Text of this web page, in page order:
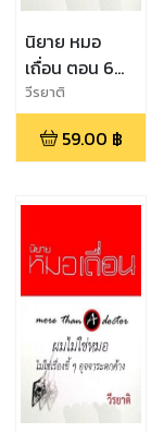
นิยาย หมอ
เถื่อน ตอน 6
อภิญญาเก่า
วีรยาติ
59.00 ฿